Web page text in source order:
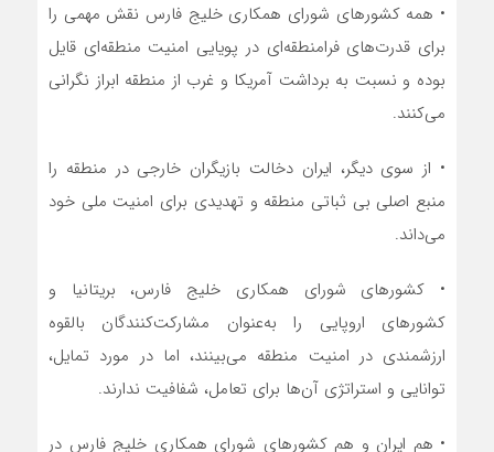
• همه کشور‌های شورای همکاری خلیج فارس نقش مهمی را
برای قدرت‌های فرامنطقه‌ای در پویایی امنیت منطقه‌ای قایل
بوده و نسبت به برداشت آمریکا و غرب از منطقه ابراز نگرانی
می‌کنند.
• از سوی دیگر، ایران دخالت بازیگران خارجی در منطقه را
منبع اصلی بی ثباتی منطقه و تهدیدی برای امنیت ملی خود
می‌داند.
• کشور‌های شورای همکاری خلیج فارس، بریتانیا و
کشور‌های اروپایی را به‌عنوان مشارکت‌کنندگان بالقوه
ارزشمندی در امنیت منطقه می‌بینند، اما در مورد تمایل،
توانایی و استراتژی آن‌ها برای تعامل، شفافیت ندارند.
• هم ایران و هم کشور‌های شورای همکاری خلیج فارس در